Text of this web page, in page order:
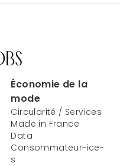
Économie de la
mode
Circularité / Services
Made in France
Data
Consommateur-ice-
s